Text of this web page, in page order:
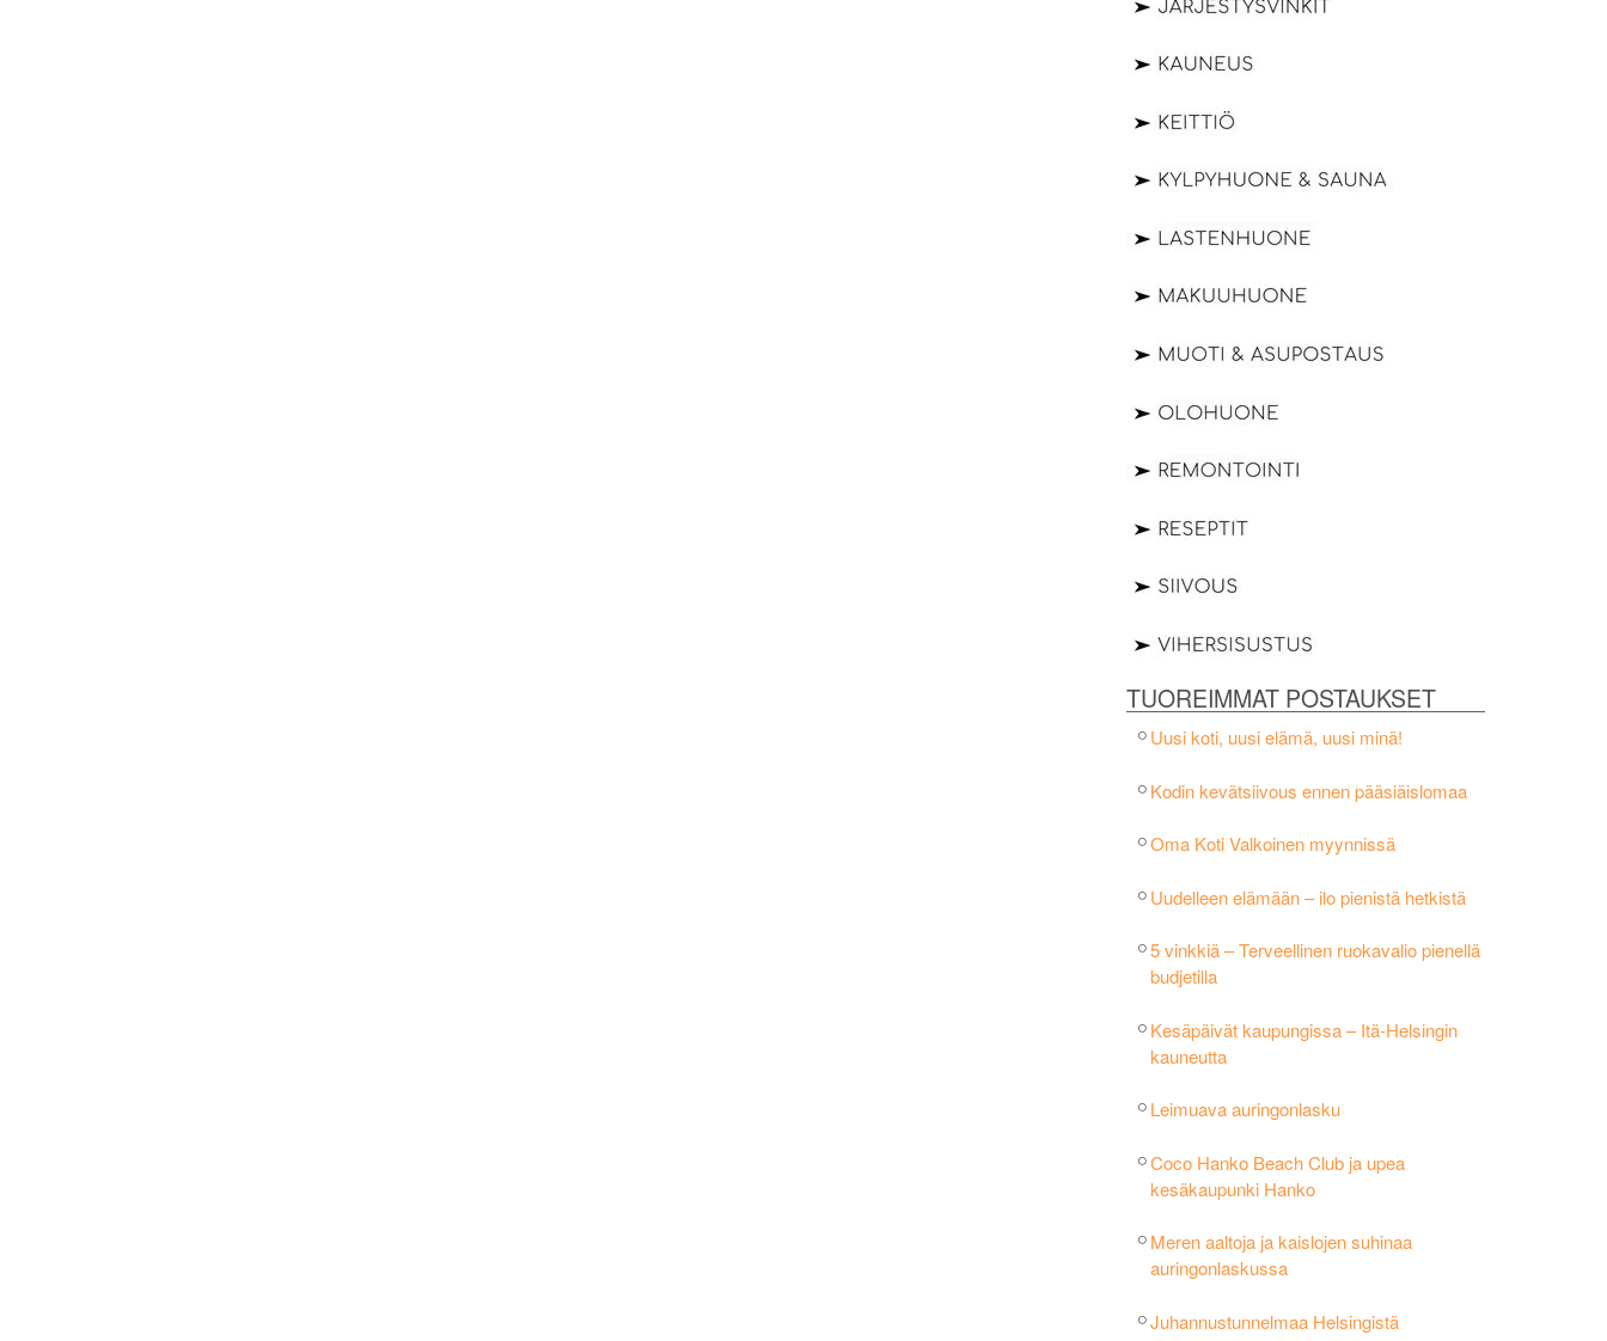
TUOREIMMAT POSTAUKSET
Uusi koti, uusi elämä, uusi minä!
Kodin kevätsiivous ennen pääsiäislomaa
Oma Koti Valkoinen myynnissä
Uudelleen elämään – ilo pienistä hetkistä
5 vinkkiä – Terveellinen ruokavalio pienellä
budjetilla
Kesäpäivät kaupungissa – Itä-Helsingin
kauneutta
Leimuava auringonlasku
Coco Hanko Beach Club ja upea
kesäkaupunki Hanko
Meren aaltoja ja kaislojen suhinaa
auringonlaskussa
Juhannustunnelmaa Helsingistä